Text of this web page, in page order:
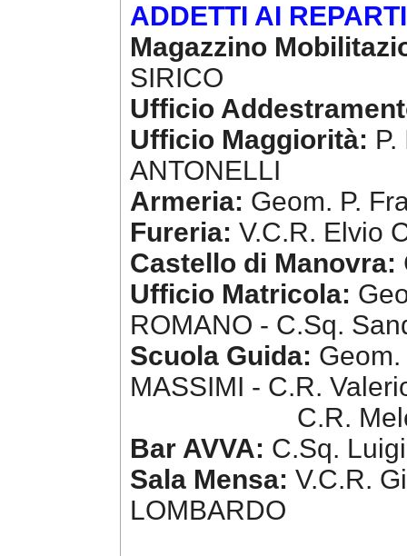
ADDETTI AI REPARTI
Magazzino
SIRICO
Ufficio
Ufficio Maggiorità:
ANTONELLI
Armeria: Geom. P.
Fureria: V.C.R. Elvio
Castello di Manovra:
Ufficio Matricola:
ROMANO - C.Sq.
Scuola Guida:
MASSIMI - C.R.
C.R. Melchiorre
Bar AVVA: C.Sq.
Sala Mensa: V.C.R.
LOMBARDO